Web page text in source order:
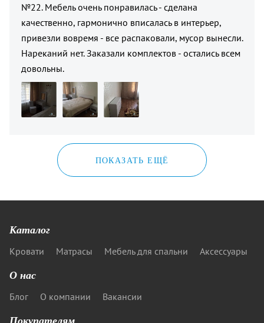
№22. Мебель очень понравилась - сделана
качественно, гармонично вписалась в интерьер,
привезли вовремя - все распаковали, мусор вынесли.
Нареканий нет. Заказали комплектов - остались всем
довольны.
ПОКАЗАТЬ ЕЩЁ
Каталог
Кровати Матрасы Мебель для спальни Аксессуары
О нас
Блог О компании Вакансии